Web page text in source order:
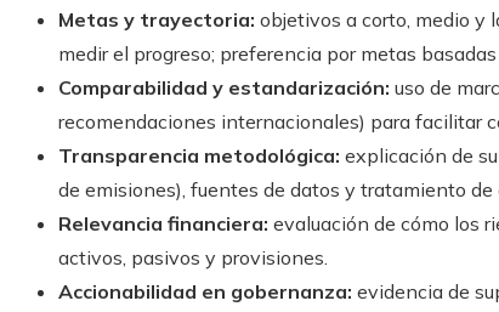
Metas y trayectoria: objetivos a corto, medio y
medir el progreso; preferencia por metas
Comparabilidad y estandarización: uso de
recomendaciones internacionales) para facilitar
Transparencia metodológica: explicación de
de emisiones), fuentes de datos y tratamiento de
Relevancia financiera: evaluación de cómo los
activos, pasivos y provisiones.
Accionabilidad en gobernanza: evidencia de